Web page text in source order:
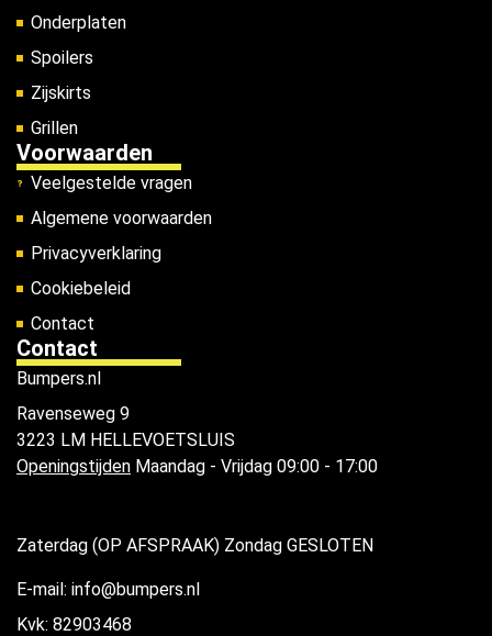
Onderplaten
Spoilers
Zijskirts
Grillen
Voorwaarden
Veelgestelde vragen
Algemene voorwaarden
Privacyverklaring
Cookiebeleid
Contact
Contact
Bumpers.nl
Ravenseweg 9
3223 LM HELLEVOETSLUIS
Openingstijden Maandag - Vrijdag 09:00 - 17:00
Zaterdag (OP AFSPRAAK) Zondag GESLOTEN
E-mail: info@bumpers.nl
Kvk: 82903468